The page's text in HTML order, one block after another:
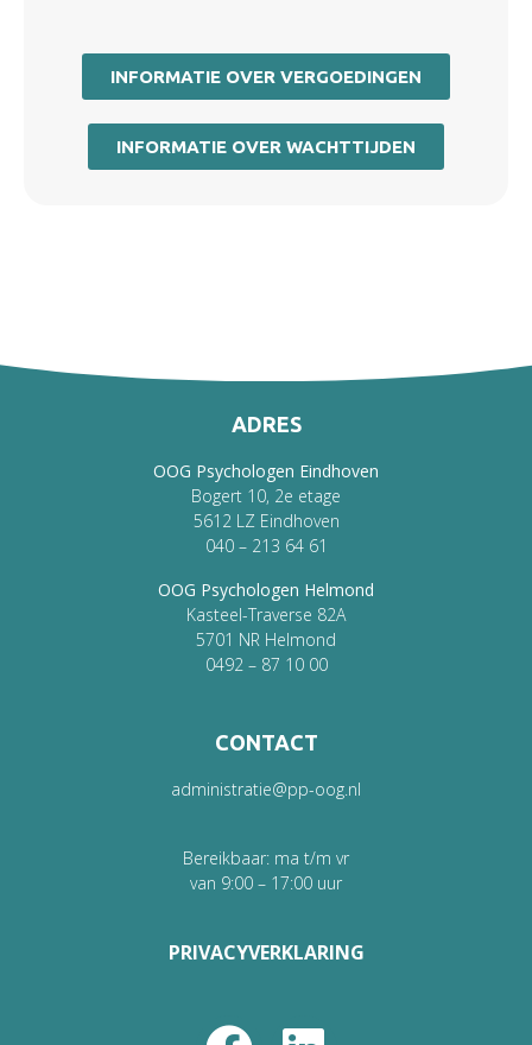
INFORMATIE OVER VERGOEDINGEN
INFORMATIE OVER WACHTTIJDEN
ADRES
OOG Psychologen Eindhoven
Bogert 10, 2e etage
5612 LZ Eindhoven
040 – 213 64 61
OOG Psychologen Helmond
Kasteel-Traverse 82A
5701 NR Helmond
0492 – 87 10 00
CONTACT
administratie@pp-oog.nl
Bereikbaar: ma t/m vr
van 9:00 – 17:00 uur
PRIVACYVERKLARING